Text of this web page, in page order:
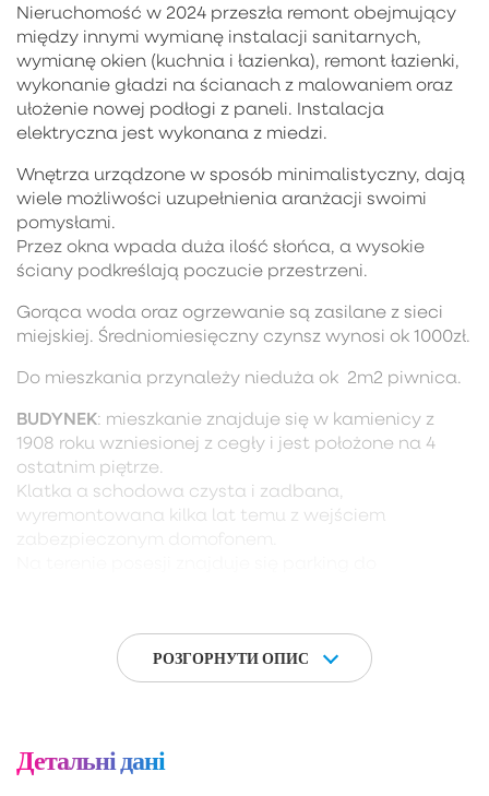
Nieruchomość w 2024 przeszła remont obejmujący
między innymi wymianę instalacji sanitarnych,
wymianę okien (kuchnia i łazienka), remont łazienki,
wykonanie gładzi na ścianach z malowaniem oraz
ułożenie nowej podłogi z paneli. Instalacja
elektryczna jest wykonana z miedzi.
Wnętrza urządzone w sposób minimalistyczny, dają
wiele możliwości uzupełnienia aranżacji swoimi
pomysłami.
Przez okna wpada duża ilość słońca, a wysokie
ściany podkreślają poczucie przestrzeni.
Gorąca woda oraz ogrzewanie są zasilane z sieci
miejskiej. Średniomiesięczny czynsz wynosi ok 1000zł.
Do mieszkania przynależy nieduża ok 2m2 piwnica.
BUDYNEK: mieszkanie znajduje się w kamienicy z
1908 roku wzniesionej z cegły i jest położone na 4
ostatnim piętrze.
Klatka a schodowa czysta i zadbana,
wyremontowana kilka lat temu z wejściem
: mieszkanie znajduje się w gdańskiej
dzielnicy Śródmieście – w bliskim sąsiedztwie
Wyspy Spichrzów. Towarzysząca zabudowa to
dyskont spożywczy, apteki, mniejsze sklepy
spożywcze i specjalistyczne, punkty usługowe o
РОЗГОРНУТИ ОПИС
Детальні дані